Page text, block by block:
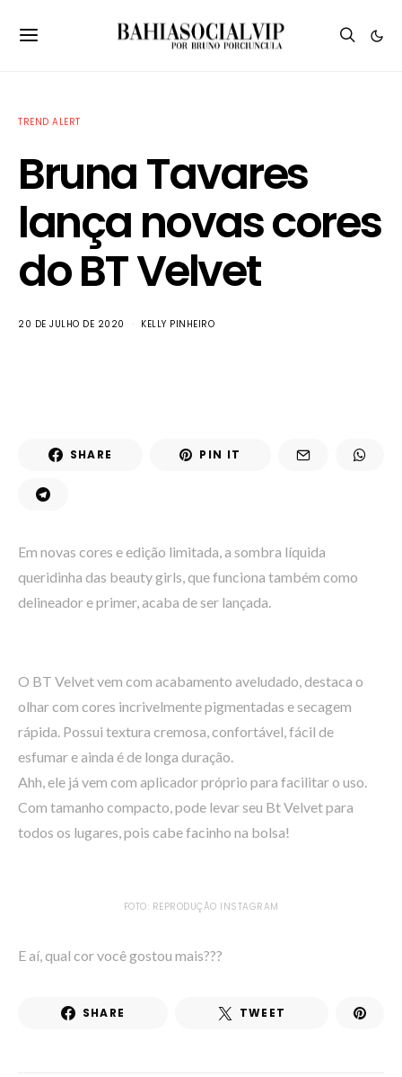
TREND ALERT
Bruna Tavares
lança novas cores
do BT Velvet
20 DE JULHO DE 2020 KELLY PINHEIRO
SHARE PIN IT
Em novas cores e edição limitada, a sombra líquida
queridinha das beauty girls, que funciona também como
delineador e primer, acaba de ser lançada.
O BT Velvet vem com acabamento aveludado, destaca o
olhar com cores incrivelmente pigmentadas e secagem
rápida. Possui textura cremosa, confortável, fácil de
esfumar e ainda é de longa duração.
Ahh, ele já vem com aplicador próprio para facilitar o uso.
Com tamanho compacto, pode levar seu Bt Velvet para
todos os lugares, pois cabe facinho na bolsa!
FOTO: REPRODUÇÃO INSTAGRAM
E aí, qual cor você gostou mais???
SHARE TWEET